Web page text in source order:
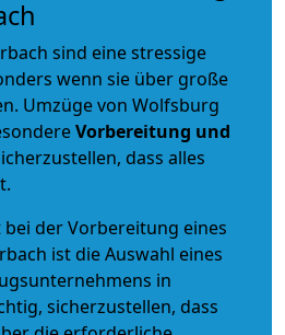
sind eine stressige
wenn sie über große
Umzüge von Wolfsburg
Vorbereitung und
dass alles
der Vorbereitung eines
ist die Auswahl eines
in
sicherzustellen, dass